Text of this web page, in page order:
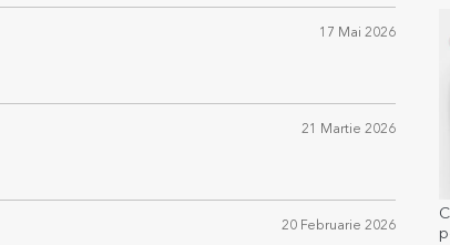
17 Mai 2026
21 Martie 2026
20 Februarie 2026